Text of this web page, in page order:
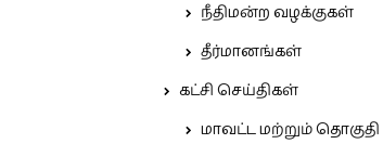
நீதிமன்ற வழக்குகள்
தீர்மானங்கள்
கட்சி செய்திகள்
மாவட்ட மற்றும் தொகுதி